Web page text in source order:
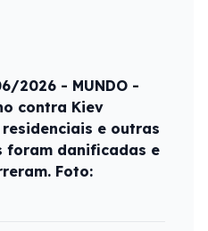
2026 - MUNDO -
contra Kiev
e outras
foram danificadas e
Foto: